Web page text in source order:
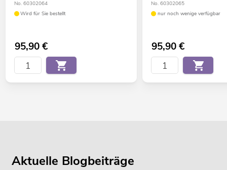
No. 60302064
Wird für Sie bestellt
95,90€
No. 60302065
nur noch wenige verfügbar
95,90€
Aktuelle Blogbeiträge